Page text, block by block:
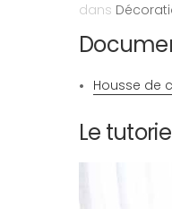
dans
Housse de
Le